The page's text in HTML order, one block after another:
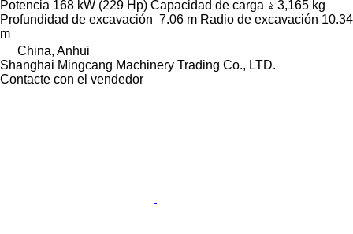
Potencia 168 kW (229 Hp) Capacidad de carga
3,165 kg
Profundidad de excavación 7.06 m Radio de excavación 10.34
m
China, Anhui
Shanghai Mingcang Machinery Trading Co., LTD.
Contacte con el vendedor